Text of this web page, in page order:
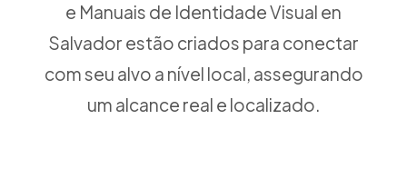
e Manuais de Identidade Visual en
Salvador estão criados para conectar
com seu alvo a nível local, assegurando
um alcance real e localizado.